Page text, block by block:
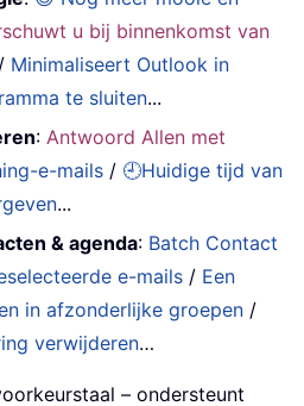
u bij binnenkomst van
/ Minimaliseert Outlook in
te sluiten...
: Antwoord Allen met
e-mails / 🕘Huidige tijd van
...
& agenda: Batch Contact
e-mails / Een
in afzonderlijke groepen /
verwijderen…
– ondersteunt